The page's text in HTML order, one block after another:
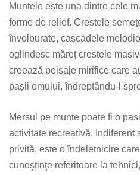
Muntele este una dintre cele
forme de relief. Crestele
învolburate, cascadele
oglindesc măreț crestele
creează peisaje mirifice care
pașii omului, îndreptându-l
Mersul pe munte poate fi o
activitate recreativă. Indiferent
privită, este o îndeletnicire
cunoştinţe referitoare la